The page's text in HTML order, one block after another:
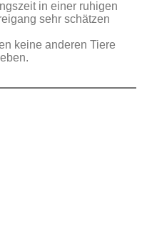
in einer ruhigen
sehr schätzen
keine anderen Tiere